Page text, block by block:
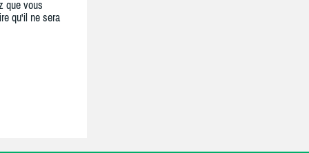
que vous
qu'il ne sera